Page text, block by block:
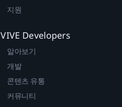
지원
VIVE Developers
알아보기
개발
콘텐츠 유통
커뮤니티